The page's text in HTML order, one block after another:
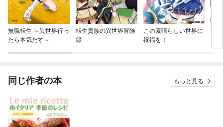
無職転生 ～異世界行っ
たら本気だす～
転生貴族の異世界冒険
録
この素晴らしい世界に
祝福を！
七
同じ作者の本 もっと見る